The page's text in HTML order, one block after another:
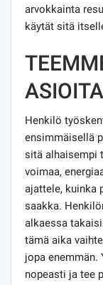
arvokkainta
käytät sitä
Henkilö
ensimmäisellä
sitä alhaisempi
voimaa,
ajattele, kuinka
saakka.
alkaessa
tämä aika
jopa
nopeasti ja tee